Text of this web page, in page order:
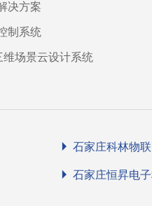
决方案
制系统
维场景云设计系统
石家庄科林物
石家庄恒昇电